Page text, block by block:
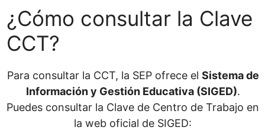
¿Cómo consultar la Clave
CCT?
Para consultar la CCT, la SEP ofrece el Sistema de
Información y Gestión Educativa (SIGED).
Puedes consultar la Clave de Centro de Trabajo en
la web oficial de SIGED: